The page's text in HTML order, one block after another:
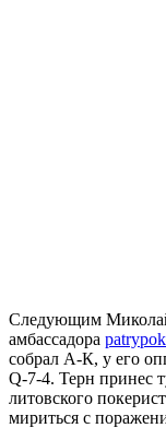
Следующим
амбассадора
собрал А-К, у его
Q-7-4. Терн принес
литовского
мириться с